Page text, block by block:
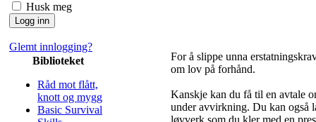
Husk meg
Glemt innlogging?
Biblioteket
Råd mot flått,
knott og mygg
Basic Survival
For å slippe unna
om lov på forhånd.
Kanskje kan du få til en avtale
under avvirkning. Du kan også